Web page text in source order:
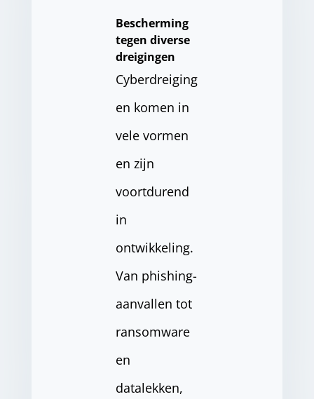
Bescherming
tegen diverse
dreigingen
Cyberdreiging
en komen in
vele vormen
en zijn
voortdurend
in
ontwikkeling.
Van phishing-
aanvallen tot
ransomware
en
datalekken,